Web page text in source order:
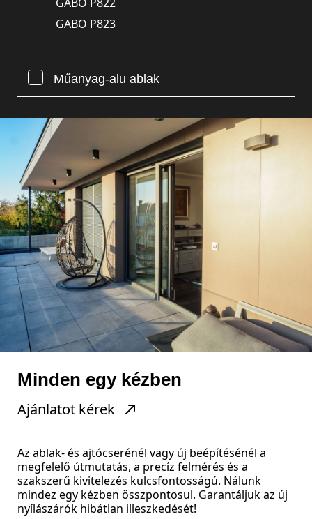
GABO P823
Műanyag-alu ablak
P762A
P763A
P883A
P763U
Minden egy kézben
Ajánlatot kérek
Az ablak- és ajtócserénél vagy új beépítésénél a
megfelelő útmutatás, a precíz felmérés és a
szakszerű kivitelezés kulcsfontosságú. Nálunk
mindez egy kézben összpontosul. Garantáljuk az új
nyílászárók hibátlan illeszkedését!